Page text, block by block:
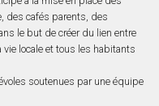
des cafés parents, des
le but de créer du lien entre
locale et tous les habitants
soutenues par une équipe